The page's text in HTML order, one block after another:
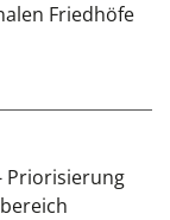
Friedhöfe
Priorisierung